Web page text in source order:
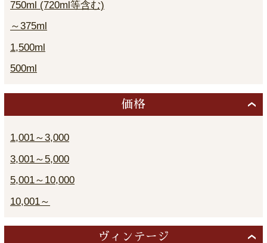
750ml (720ml等含む)
～375ml
1,500ml
500ml
価格
1,001～3,000
3,001～5,000
5,001～10,000
10,001～
ヴィンテージ